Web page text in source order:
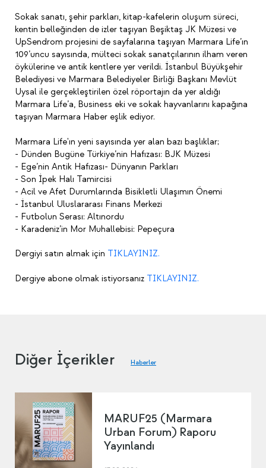
Sokak sanatı, şehir parkları, kitap-kafelerin oluşum süreci,
kentin belleğinden de izler taşıyan Beşiktaş JK Müzesi ve
UpSendrom projesini de sayfalarına taşıyan Marmara Life’ın
109’uncu sayısında, mülteci sokak sanatçılarının ilham veren
öykülerine ve antik kentlere yer verildi. İstanbul Büyükşehir
Belediyesi ve Marmara Belediyeler Birliği Başkanı Mevlüt
Uysal ile gerçekleştirilen özel röportajın da yer aldığı
Marmara Life’a, Business eki ve sokak hayvanlarını kapağına
taşıyan Marmara Haber eşlik ediyor.
Marmara Life'ın yeni sayısında yer alan bazı başlıklar;
- Dünden Bugüne Türkiye’nin Hafızası: BJK Müzesi
- Ege’nin Antik Hafızası- Dünyanın Parkları
- Son İpek Halı Tamircisi
- Acil ve Afet Durumlarında Bisikletli Ulaşımın Önemi
- İstanbul Uluslararası Finans Merkezi
- Futbolun Serası: Altınordu
- Karadeniz’in Mor Muhallebisi: Pepeçura
Dergiyi satın almak için TIKLAYINIZ.
Dergiye abone olmak istiyorsanız TIKLAYINIZ.
Diğer İçerikler Haberler
MARUF25 (Marmara
Urban Forum) Raporu
Yayınlandı